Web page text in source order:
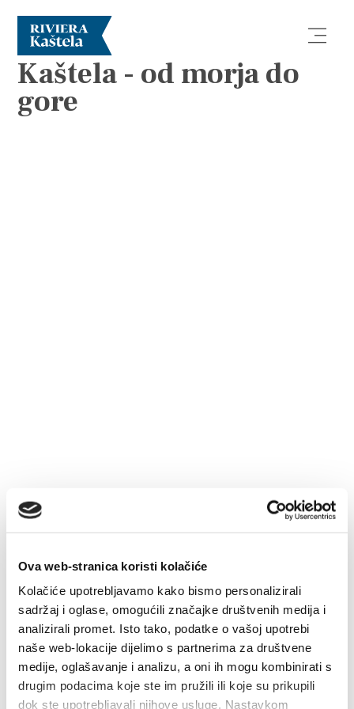
Ova web-stranica koristi kolačiće
Kolačiće upotrebljavamo kako bismo personalizirali
sadržaj i oglase, omogućili značajke društvenih medija i
analizirali promet. Isto tako, podatke o vašoj upotrebi
naše web-lokacije dijelimo s partnerima za društvene
medije, oglašavanje i analizu, a oni ih mogu kombinirati s
drugim podacima koje ste im pružili ili koje su prikupili
dok ste upotrebljavali njihove usluge. Nastavkom
info@kastela-info.hr
Villa Nika, Kamberovo šetalište 30,
21216 Kaštel Stari, Hrvatska
Navodila
BROŠURE
Kaštela - od morja do
gore